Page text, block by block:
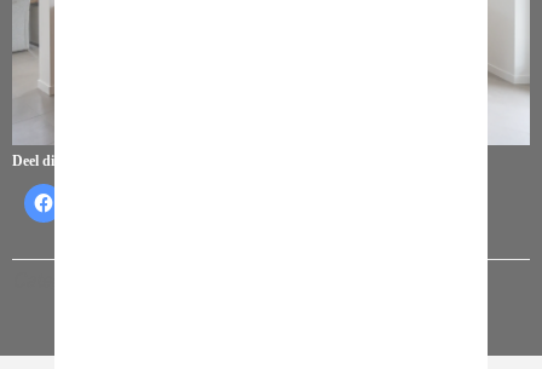
Deel dit: